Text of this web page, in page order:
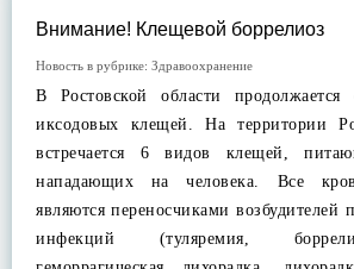
Внимание! Клещевой боррелиоз
Новость в рубрике: Здравоохранение
В Ростовской области продолжается
иксодовых клещей. На территории
встречается 6 видов клещей,
нападающих на человека. Все
являются переносчиками возбудителей
инфекций (туляремия,